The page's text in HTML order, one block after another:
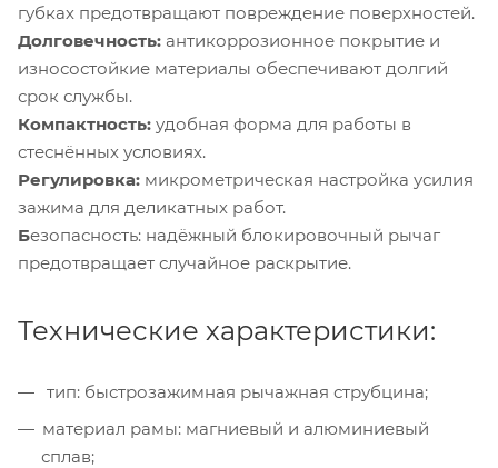
губках предотвращают повреждение поверхностей.
Долговечность: антикоррозионное покрытие и
износостойкие материалы обеспечивают долгий
срок службы.
Компактность: удобная форма для работы в
стеснённых условиях.
Регулировка: микрометрическая настройка усилия
зажима для деликатных работ.
Безопасность: надёжный блокировочный рычаг
предотвращает случайное раскрытие.
Технические характеристики:
тип: быстрозажимная рычажная струбцина;
материал рамы: магниевый и алюминиевый
сплав;